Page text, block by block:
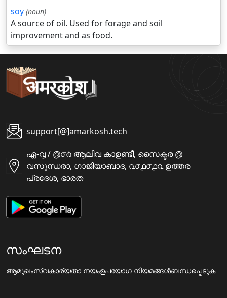
soy (noun)
A source of oil. Used for forage and soil
improvement and as food.
support[@]amarkosh.tech
ഏ-൮ / ൫൦൪ ആലിവ കാഉണ്ടീ, സൈക്ടര ൫
വസുന്ധരാ, ഗാജിയാബാദ, ൨൦൧൦൧൨ ഉത്തര
പ്രദേശ, ഭാരത
സംഘടന
ആമുഖംസ്വകാര്യതാ നയംഉപയോഗ നിയമങ്ങൾബന്ധപ്പെടുക